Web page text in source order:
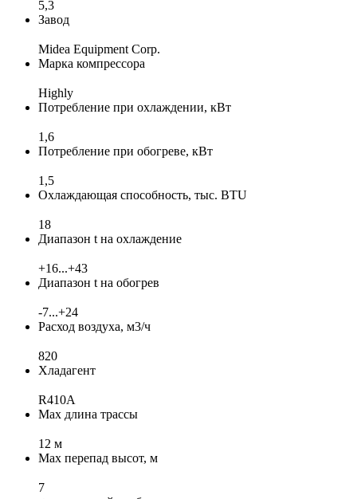
5,3
Завод
Midea Equipment Corp.
Марка компрессора
Highly
Потребление при охлаждении, кВт
1,6
Потребление при обогреве, кВт
1,5
Охлаждающая способность, тыс. BTU
18
Диапазон t на охлаждение
+16...+43
Диапазон t на обогрев
-7...+24
Расход воздуха, м3/ч
820
Хладагент
R410A
Max длина трассы
12 м
Max перепад высот, м
7